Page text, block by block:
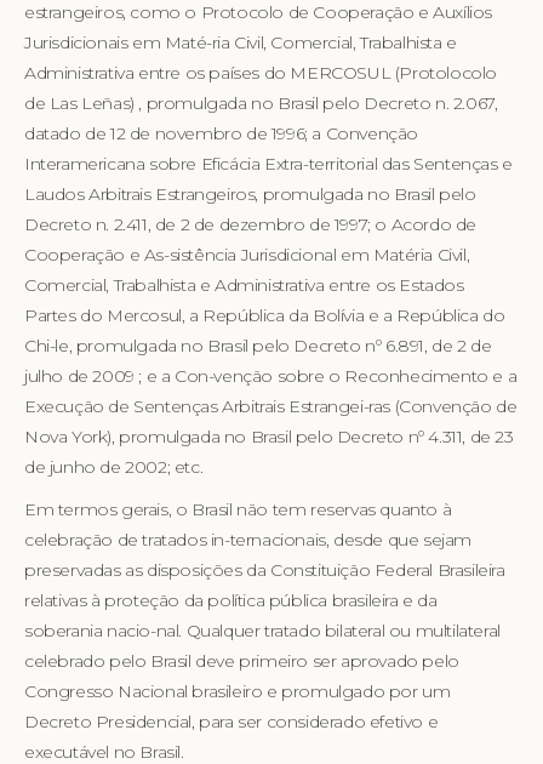
estrangeiros, como o Protocolo de Cooperação e Auxílios
Jurisdicionais em Maté-ria Civil, Comercial, Trabalhista e
Administrativa entre os países do MERCOSUL (Protolocolo
de Las Leñas) , promulgada no Brasil pelo Decreto n. 2.067,
datado de 12 de novembro de 1996; a Convenção
Interamericana sobre Eficácia Extra-territorial das Sentenças e
Laudos Arbitrais Estrangeiros, promulgada no Brasil pelo
Decreto n. 2.411, de 2 de dezembro de 1997; o Acordo de
Cooperação e As-sistência Jurisdicional em Matéria Civil,
Comercial, Trabalhista e Administrativa entre os Estados
Partes do Mercosul, a República da Bolívia e a República do
Chi-le, promulgada no Brasil pelo Decreto nº 6.891, de 2 de
julho de 2009 ; e a Con-venção sobre o Reconhecimento e a
Execução de Sentenças Arbitrais Estrangei-ras (Convenção de
Nova York), promulgada no Brasil pelo Decreto nº 4.311, de 23
de junho de 2002; etc.
Em termos gerais, o Brasil não tem reservas quanto à
celebração de tratados in-ternacionais, desde que sejam
preservadas as disposições da Constituição Federal Brasileira
relativas à proteção da política pública brasileira e da
soberania nacio-nal. Qualquer tratado bilateral ou multilateral
celebrado pelo Brasil deve primeiro ser aprovado pelo
Congresso Nacional brasileiro e promulgado por um
Decreto Presidencial, para ser considerado efetivo e
executável no Brasil.